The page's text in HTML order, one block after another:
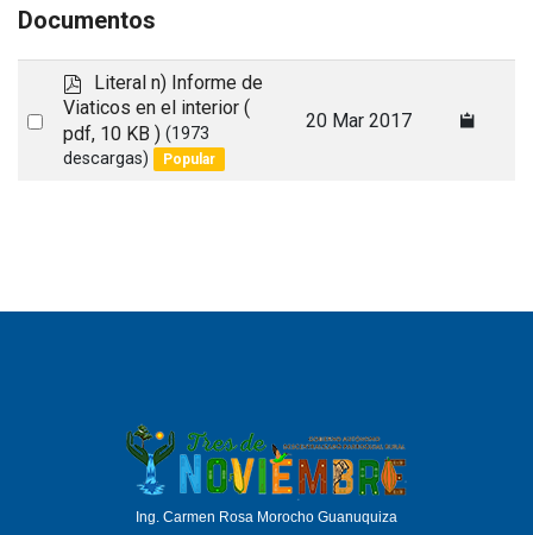
Documentos
Select
p
d
f
Literal n) Informe de
Viaticos en el interior (
pdf, 10 KB ) (1973
descargas)
Popular
20 Mar 2017
Ing. Carmen Rosa Morocho Guanuquiza